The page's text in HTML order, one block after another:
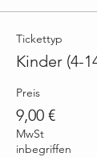
Tickettyp
Kinder (4-
Preis
9,00 €
MwSt
inbegriffen